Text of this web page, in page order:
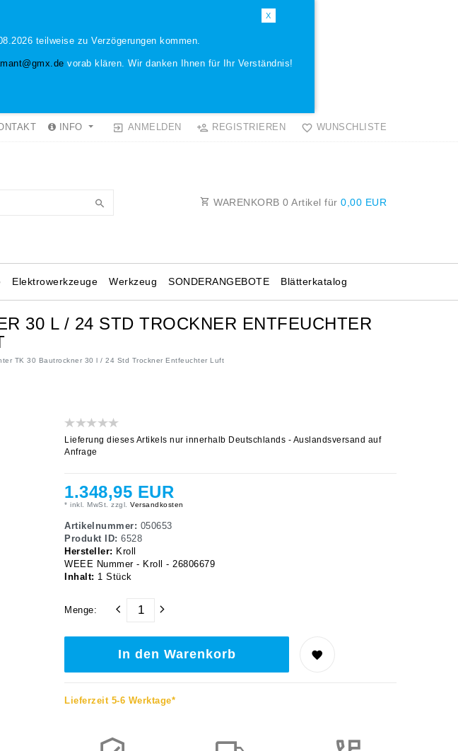
X
teilweise zu Verzögerungen kommen.
vorab klären. Wir danken Ihnen für Ihr Verständnis!
INFO ANMELDEN REGISTRIEREN WUNSCHLISTE
WARENKORB 0 Artikel für 0,00 EUR
Elektrowerkzeuge Werkzeug Blätterkatalog
SONDERANGEBOTE
30 L / 24 STD TROCKNER ENTFEUCHTER
TK 30 Bautrockner 30 l / 24 Std Trockner Entfeuchter Luft
Lieferung dieses Artikels nur innerhalb Deutschlands - Auslandsversand auf
Anfrage
1.348,95 EUR
* inkl. MwSt. zzgl. Versandkosten
Artikelnummer: 050653
Produkt ID: 6528
Hersteller: Kroll
WEEE Nummer - Kroll - 26806679
Inhalt: 1 Stück
Menge:
In den Warenkorb
Lieferzeit 5-6 Werktage*